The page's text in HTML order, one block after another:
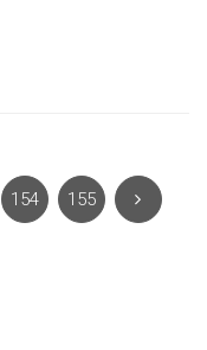
154 155